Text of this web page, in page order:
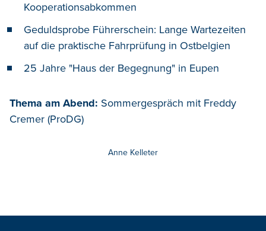
Kooperationsabkommen
Geduldsprobe Führerschein: Lange Wartezeiten
auf die praktische Fahrprüfung in Ostbelgien
25 Jahre "Haus der Begegnung" in Eupen
Thema am Abend: Sommergespräch mit Freddy
Cremer (ProDG)
Anne Kelleter